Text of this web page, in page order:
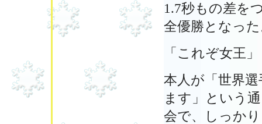
1.7秒もの差を
全優勝となっ
「これぞ女王
本人が「世界
ます」という
会で、しっか